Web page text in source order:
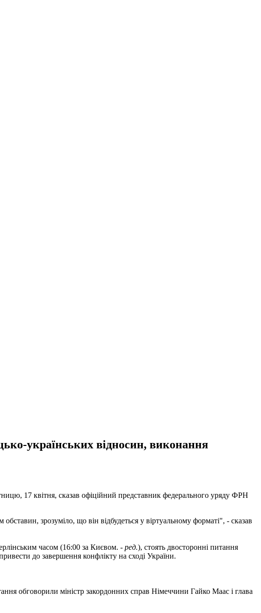
українських відносин, виконання
17 квітня, сказав офіційний представник федерального уряду ФРН
зрозуміло, що він відбудеться у віртуальному форматі", - сказав
часом (16:00 за Києвом. - ред.), стоять двосторонні питання
до завершення конфлікту на сході України.
обговорили міністр закордонних справ Німеччини Гайко Маас і глава